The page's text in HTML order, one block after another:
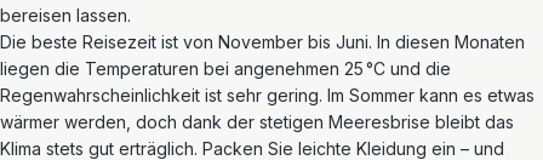
bereisen lassen.
Die beste Reisezeit ist von November bis Juni. In diesen Monaten
liegen die Temperaturen bei angenehmen 25 °C und die
Regenwahrscheinlichkeit ist sehr gering. Im Sommer kann es etwas
wärmer werden, doch dank der stetigen Meeresbrise bleibt das
Klima stets gut erträglich. Packen Sie leichte Kleidung ein – und